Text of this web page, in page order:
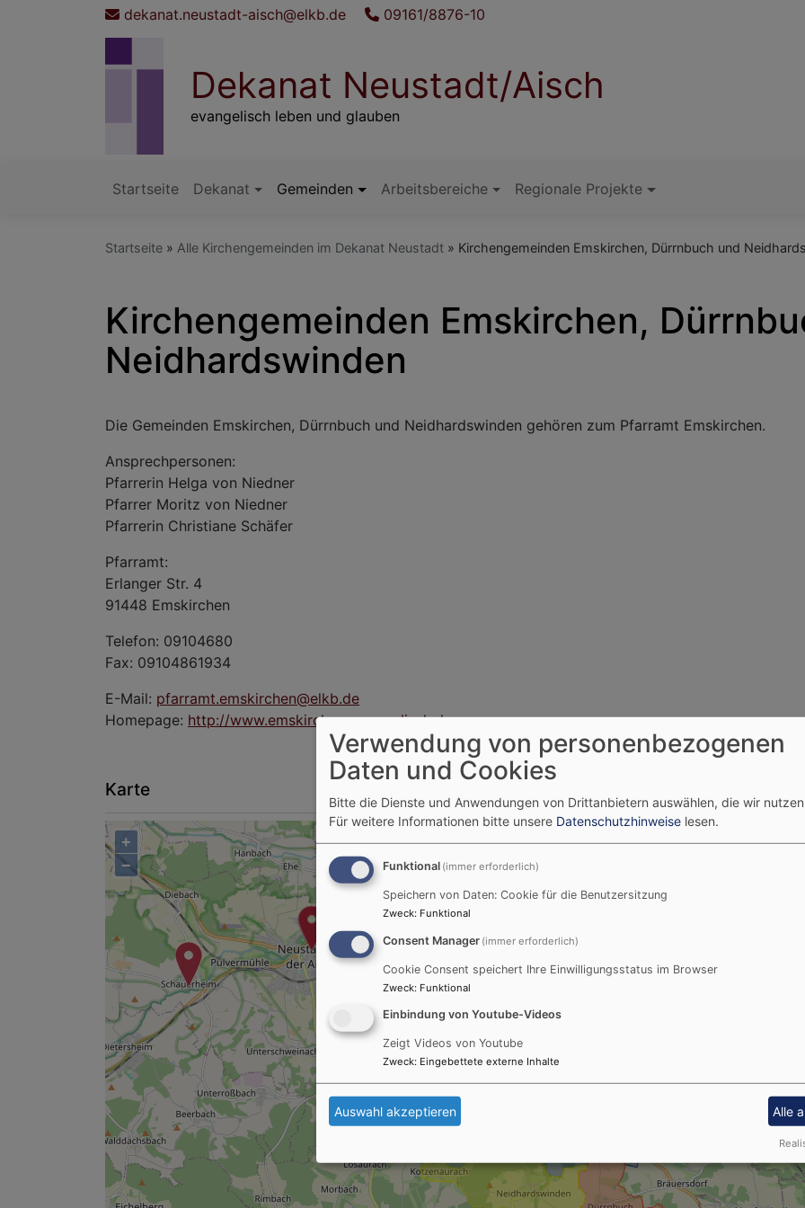
dekanat.neustadt-aisch@elkb.de 09161/8876-10
Dekanat Neustadt/Aisch
evangelisch leben und glauben
Hauptnavigation
Startseite Dekanat Gemeinden Arbeitsbereiche Regionale Projekte
Startseite Alle Kirchengemeinden im Dekanat Neustadt Kirchengemeinden Emskirchen, Dürrnbuch und
Kirchengemeinden Emskirchen,
Neidhardswinden
Die Gemeinden Emskirchen, Dürrnbuch und Neidhardswinden gehören zum Pfarramt Emskirchen.
Ansprechpersonen:
Pfarrerin Helga von Niedner
Pfarrer Moritz von Niedner
Pfarrerin Christiane Schäfer
Pfarramt:
Erlanger Str. 4
91448 Emskirchen
Telefon: 09104680
Fax: 09104861934
E-Mail: pfarramt.emskirchen@elkb.de
Homepage: http://www.emskirchen-evangelisch.de
Karte
+
−
Verwendung von personenbezogenen
Daten und Cookies
Bitte die Dienste und Anwendungen von Drittanbietern auswählen, die wir
Für weitere Informationen bitte unsere Datenschutzhinweise lesen.
Funktional (immer erforderlich)
Speichern von Daten: Cookie für die Benutzersitzung
Zweck: Funktional
Consent Manager (immer erforderlich)
Cookie Consent speichert Ihre Einwilligungsstatus im Browser
Zweck: Funktional
Einbindung von Youtube-Videos
Zeigt Videos von Youtube
Zweck: Eingebettete externe Inhalte
Auswahl akzeptieren Alle